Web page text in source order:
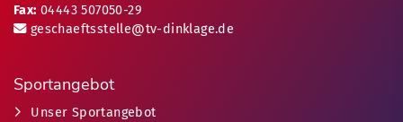
Fax: 04443 507050-29
geschaeftsstelle@tv-dinklage.de
Sportangebot
Unser Sportangebot